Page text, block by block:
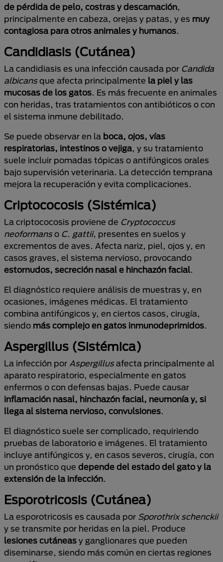
de pérdida de pelo, costras y descamación,
principalmente en cabeza, orejas y patas, y es muy
contagiosa para otros animales y humanos.
Candidiasis (Cutánea)
La candidiasis es una infección causada por Candida
albicansque afecta principalmente la piel y las
mucosas de los gatos. Es más frecuente en animales
con heridas, tras tratamientos con antibióticos o con
el sistema inmune debilitado.
Se puede observar en la boca, ojos, vías
respiratorias, intestinos o vejiga, y su tratamiento
suele incluir pomadas tópicas o antifúngicos orales
bajo supervisión veterinaria. La detección temprana
mejora la recuperación y evita complicaciones.
Criptococosis (Sistémica)
La criptococosis proviene de Cryptococcus
neoformanso C. gattii, presentes en suelos y
excrementos de aves. Afecta nariz, piel, ojos y, en
casos graves, el sistema nervioso, provocando
estornudos, secreción nasal e hinchazón facial.
El diagnóstico requiere análisis de muestras y, en
ocasiones, imágenes médicas. El tratamiento
combina antifúngicos y, en ciertos casos, cirugía,
siendo más complejo en gatos inmunodeprimidos.
Aspergillus (Sistémica)
La infección por Aspergillusafecta principalmente al
aparato respiratorio, especialmente en gatos
enfermos o con defensas bajas. Puede causar
inflamación nasal, hinchazón facial, neumonía y, si
llega al sistema nervioso, convulsiones.
El diagnóstico suele ser complicado, requiriendo
pruebas de laboratorio e imágenes. El tratamiento
incluye antifúngicos y, en casos severos, cirugía, con
un pronóstico que depende del estado del gato y la
extensión de la infección.
Esporotricosis (Cutánea)
La esporotricosis es causada por Sporothrix schenckii
y se transmite por heridas en la piel. Produce
lesiones cutáneas y ganglionares que pueden
diseminarse, siendo más común en ciertas regiones